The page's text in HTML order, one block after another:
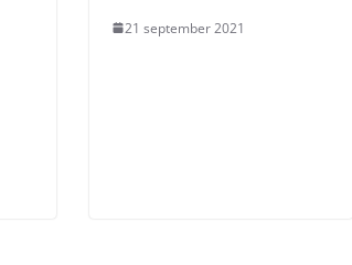
21 september 2021